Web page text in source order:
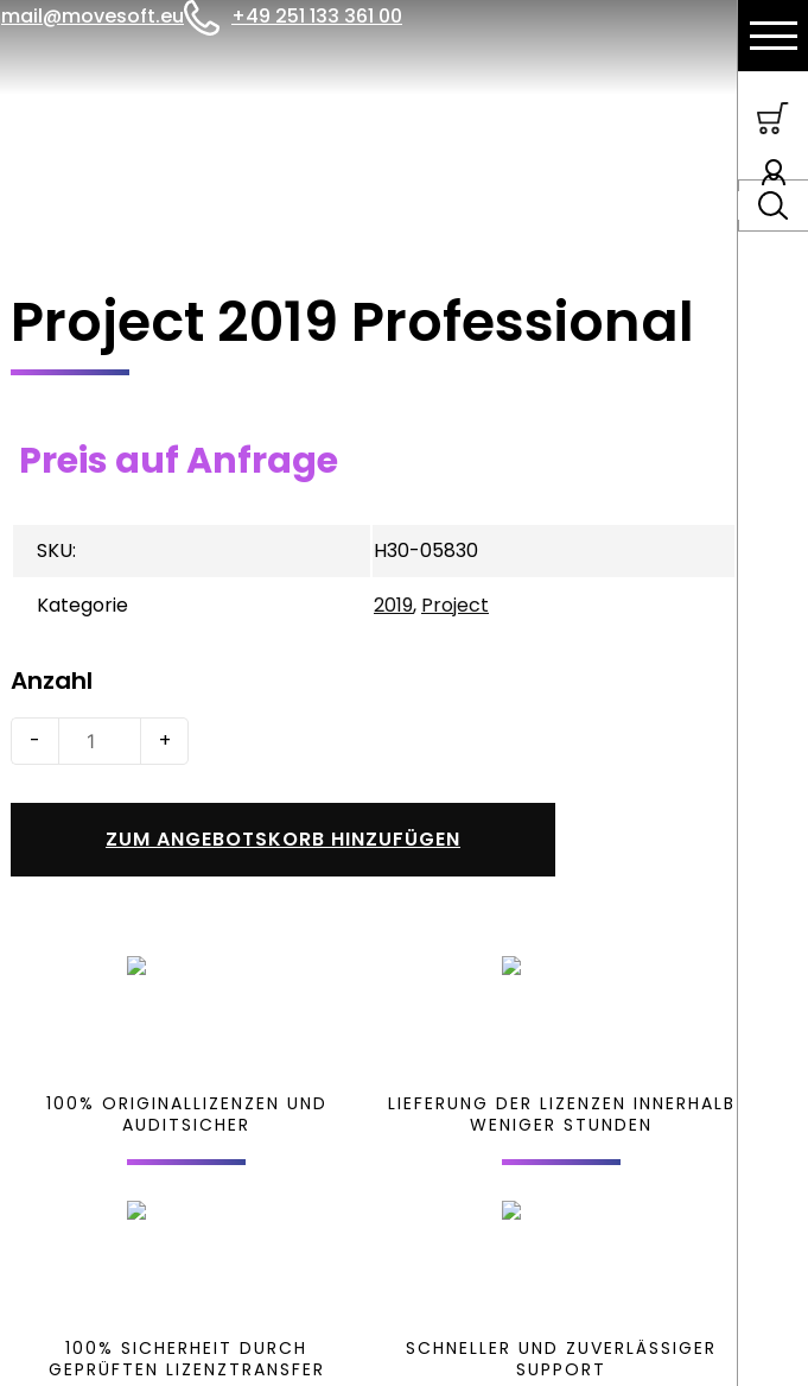
mail@movesoft.eu +49 251 133 361 00
Project 2019 Professional
Preis auf Anfrage
SKU:
H30-05830
Kategorie
2019, Project
Anzahl
- +
Project
2019
Professional
MengeZUM ANGEBOTSKORB HINZUFÜGEN
100% ORIGINALLIZENZEN UND
AUDITSICHER
LIEFERUNG DER LIZENZEN INNERHALB
WENIGER STUNDEN
100% SICHERHEIT DURCH
GEPRÜFTEN LIZENZTRANSFER
SCHNELLER UND ZUVERLÄSSIGER
SUPPORT